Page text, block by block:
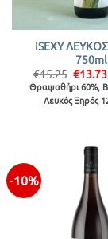
iSEXY
750ml
€15.25
price
was:
€13.73
Θραψαθήρι 60%,
Λευκός Ξηρός
-10%